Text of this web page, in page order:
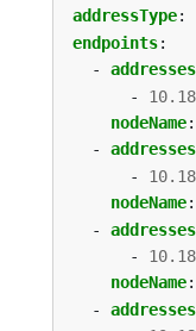
addressType:
endpoints:
- addresses
-
nodeName:
- addresses
-
nodeName:
- addresses
-
nodeName:
- addresses